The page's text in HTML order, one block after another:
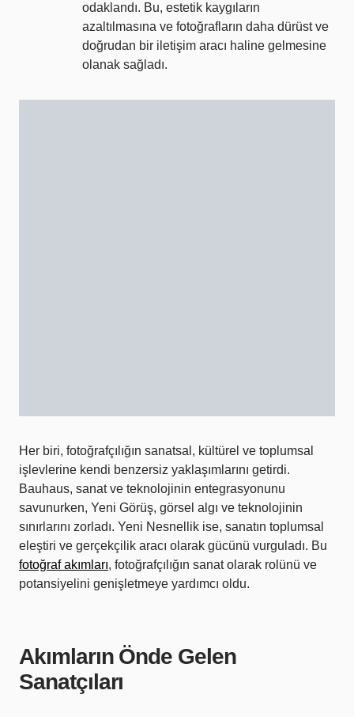
odaklandı. Bu, estetik kaygıların
azaltılmasına ve fotoğrafların daha dürüst ve
doğrudan bir iletişim aracı haline gelmesine
olanak sağladı.
Her biri, fotoğrafçılığın sanatsal, kültürel ve toplumsal
işlevlerine kendi benzersiz yaklaşımlarını getirdi.
Bauhaus, sanat ve teknolojinin entegrasyonunu
savunurken, Yeni Görüş, görsel algı ve teknolojinin
sınırlarını zorladı. Yeni Nesnellik ise, sanatın toplumsal
eleştiri ve gerçekçilik aracı olarak gücünü vurguladı. Bu
fotoğraf akımları, fotoğrafçılığın sanat olarak rolünü ve
potansiyelini genişletmeye yardımcı oldu.
Akımların Önde Gelen
Sanatçıları